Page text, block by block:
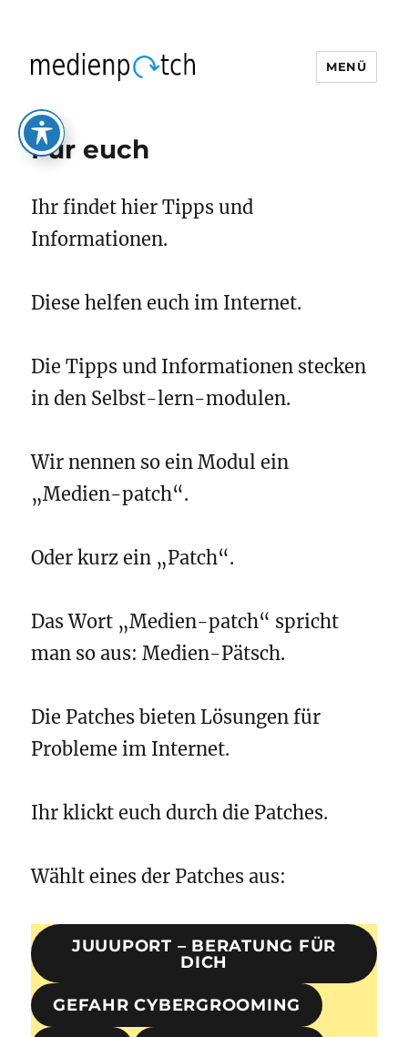
medienpatch
MENÜ
Für euch
Ihr findet hier Tipps und
Informationen.
Diese helfen euch im Internet.
Die Tipps und Informationen stecken
in den Selbst-lern-modulen.
Wir nennen so ein Modul ein
„Medien-patch“.
Oder kurz ein „Patch“.
Das Wort „Medien-patch“ spricht
man so aus: Medien-Pätsch.
Die Patches bieten Lösungen für
Probleme im Internet.
Ihr klickt euch durch die Patches.
Wählt eines der Patches aus:
JUUUPORT – BERATUNG FÜR
DICH
GEFAHR CYBERGROOMING